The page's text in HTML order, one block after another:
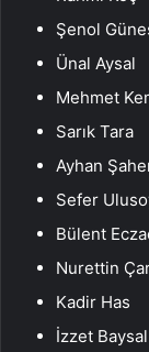
Şenol
Ünal Aysal
Mehmet
Sarık Tara
Ayhan
Sefer
Bülent
Nurettin
Kadir Has
İzzet Baysal